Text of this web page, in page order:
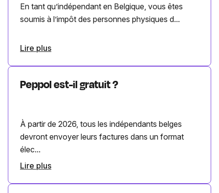
En tant qu’indépendant en Belgique, vous êtes
soumis à l’impôt des personnes physiques d...
Lire plus
Peppol est-il gratuit ?
À partir de 2026, tous les indépendants belges
devront envoyer leurs factures dans un format
élec...
Lire plus